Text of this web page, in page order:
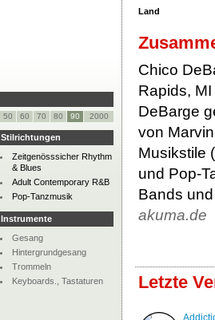
Land
Chico
Rapids,
DeBarge
von
Musikstile
und Pop-
Bands
akuma.de
Letzte
50 60 70 80 90 2000
Stilrichtungen
Zeitgenösssicher Rhythm
& Blues
Adult Contemporary R&B
Pop-Tanzmusik
Instrumente
Gesang
Hintergrundgesang
Trommeln
Keyboards., Tastaturen